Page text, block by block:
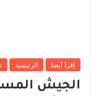
إقرأ أيضا الرئيسية
الجيش